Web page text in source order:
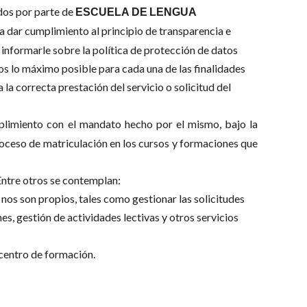
por parte de ESCUELA DE LENGUA
dar cumplimiento al principio de transparencia e
sobre la política de protección de datos
lo máximo posible para cada una de las finalidades
la correcta prestación del servicio o solicitud del
con el mandato hecho por el mismo, bajo la
de matriculación en los cursos y formaciones que
otros se contemplan:
son propios, tales como gestionar las solicitudes
gestión de actividades lectivas y otros servicios
de formación.